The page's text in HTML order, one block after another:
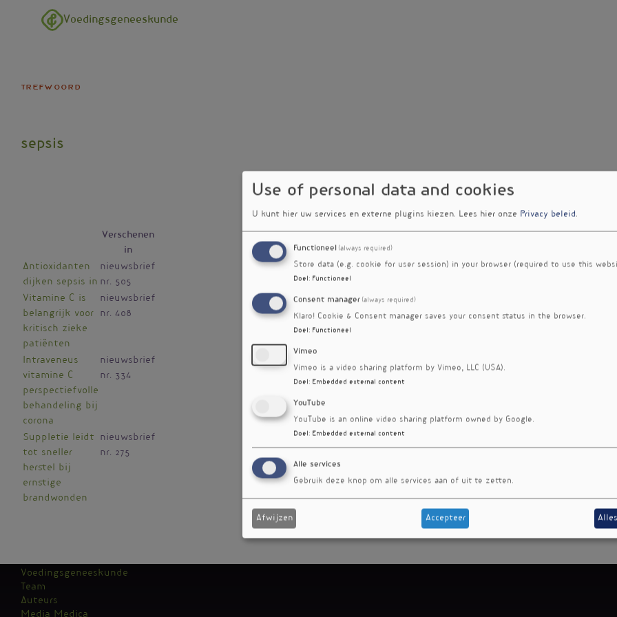
Overslaan en naar de inhoud gaan
Voedingsgeneeskunde
trefwoord
sepsis
Verschenen
in
Antioxidanten
dijken sepsis in
nieuwsbrief
nr. 505
Vitamine C is
belangrijk voor
kritisch zieke
patiënten
nieuwsbrief
nr. 408
Intraveneus
vitamine C
perspectiefvolle
behandeling bij
corona
nieuwsbrief
nr. 334
Suppletie leidt
tot sneller
herstel bij
ernstige
brandwonden
nieuwsbrief
nr. 275
Kantoormenu
Voedingsgeneeskunde
Team
Auteurs
Media Medica
Use of personal data and cookies
U kunt hier uw services en externe plugins kiezen. Lees hier onze Privacy beleid.
Functioneel (always required)
Store data (e.g. cookie for user session) in your browser (required to use this
Doel : Functioneel
Consent manager (always required)
Klaro! Cookie & Consent manager saves your consent status in the browser.
Doel : Functioneel
Vimeo
Vimeo is a video sharing platform by Vimeo, LLC (USA).
Doel : Embedded external content
YouTube
YouTube is an online video sharing platform owned by Google.
Doel : Embedded external content
Alle services
Gebruik deze knop om alle services aan of uit te zetten.
Afwijzen Accepteer